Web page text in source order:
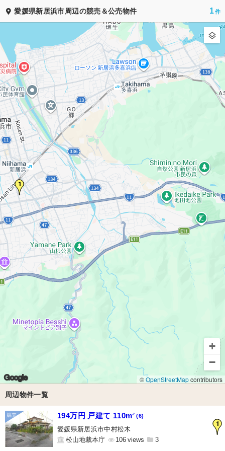
競売公売 1,590物件出品中！
ホーム 地図検索 カレンダー 市区町村
ランキング
ホーム
四国地方 愛媛県 新居浜市
愛媛県新居浜市周辺の競売＆公売物件 1
1
Google
+
−
©OpenStreetMapcontributors
周辺物件一覧
1
194万円 戸建て 110m² (6)
愛媛県新居浜市中村松木
松山地裁本庁
106 3
競売公売.com